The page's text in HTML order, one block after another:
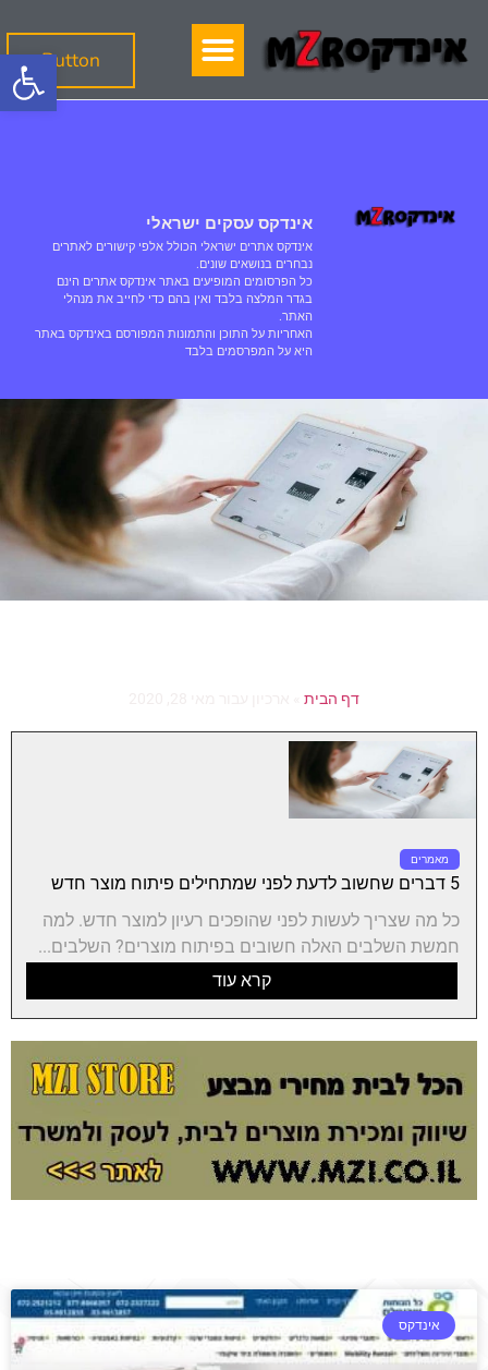
פתחButton
אינדקס עסקים ישראלי
אינדקס אתרים ישראלי הכולל אלפי קישורים לאתרים
נבחרים בנושאים שונים.
כל הפרסומים המופיעים באתר אינדקס אתרים הינם
בגדר המלצה בלבד ואין בהם כדי לחייב את מנהלי
האתר.
האחריות על התוכן והתמונות המפורסם באינדקס באתר
היא על המפרסמים בלבד
דף הבית
מאמרים
5 דברים שחשוב לדעת לפני שמתחילים פיתוח מוצר חדש
כל מה שצריך לעשות לפני שהופכים רעיון למוצר חדש. למה
חמשת השלבים האלה חשובים בפיתוח מוצרים? השלבים...
קרא עוד
אינדקס